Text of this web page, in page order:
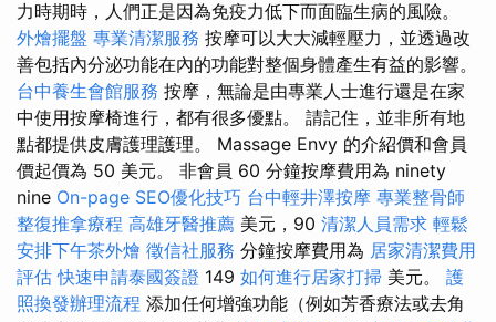
力時期時，人們正是因為免疫力低下而面臨生病的風險。
外燴擺盤 專業清潔服務 按摩可以大大減輕壓力，並透過改
善包括內分泌功能在內的功能對整個身體產生有益的影響。
台中養生會館服務 按摩，無論是由專業人士進行還是在家
中使用按摩椅進行，都有很多優點。 請記住，並非所有地
點都提供皮膚護理護理。 Massage Envy 的介紹價和會員
價起價為 50 美元。 非會員 60 分鐘按摩費用為 ninety
nine On-page SEO優化技巧 台中輕井澤按摩 專業整骨師
整復推拿療程 高雄牙醫推薦 美元，90 清潔人員需求 輕鬆
安排下午茶外燴 徵信社服務 分鐘按摩費用為 居家清潔費用
評估 快速申請泰國簽證 149 如何進行居家打掃 美元。 護
照換發辦理流程 添加任何增強功能（例如芳香療法或去角